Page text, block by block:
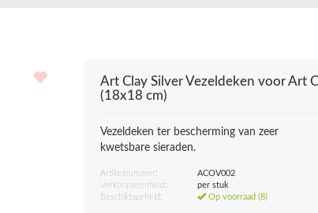
Art Clay SilverVezeldeken voor Art
(18x18 cm)
Vezeldeken ter bescherming van zeer
kwetsbare sieraden.
Artikelnummer:
ACOV002
Verkoopseenheid:
per stuk
Beschikbaarheid:
Op voorraad (8)